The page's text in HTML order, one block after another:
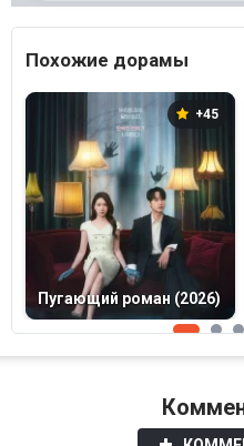
Похожие дорамы
+45
Пугающий роман (2026)